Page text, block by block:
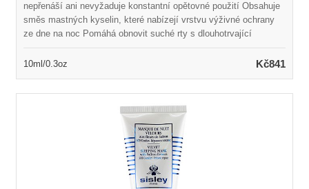
nepřenáší ani nevyžaduje konstantní opětovné použití Obsahuje
směs mastných kyselin, které nabízejí vrstvu výživné ochrany
ze dne na noc Pomáhá obnovit suché rty s dlouhotrvající
orosené a doplňované Vegan & Cruelty Free
10ml/0.3oz Kč841